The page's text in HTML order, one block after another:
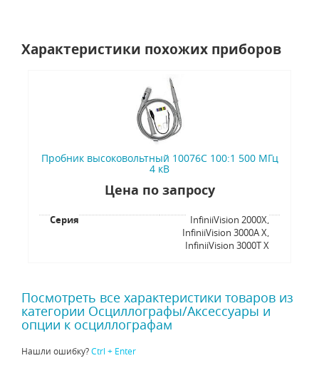
Характеристики похожих приборов
Пробник высоковольтный 10076C 100:1 500 МГц
4 кВ
Цена по запросу
Серия
InfiniiVision 2000X,
InfiniiVision 3000A X,
InfiniiVision 3000T X
Посмотреть все характеристики товаров из
категории Осциллографы/Аксессуары и
опции к осциллографам
Нашли ошибку?Ctrl + Enter